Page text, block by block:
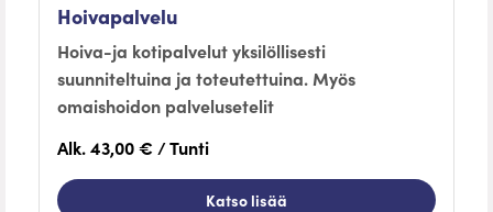
Hoivapalvelu
Hoiva-ja kotipalvelut yksilöllisesti
suunniteltuina ja toteutettuina. Myös
omaishoidon palvelusetelit
Alk. 43,00 € / Tunti
Katso lisää